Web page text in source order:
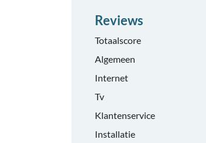
Reviews
Totaalscore
Algemeen
Internet
Tv
Klantenservice
Installatie